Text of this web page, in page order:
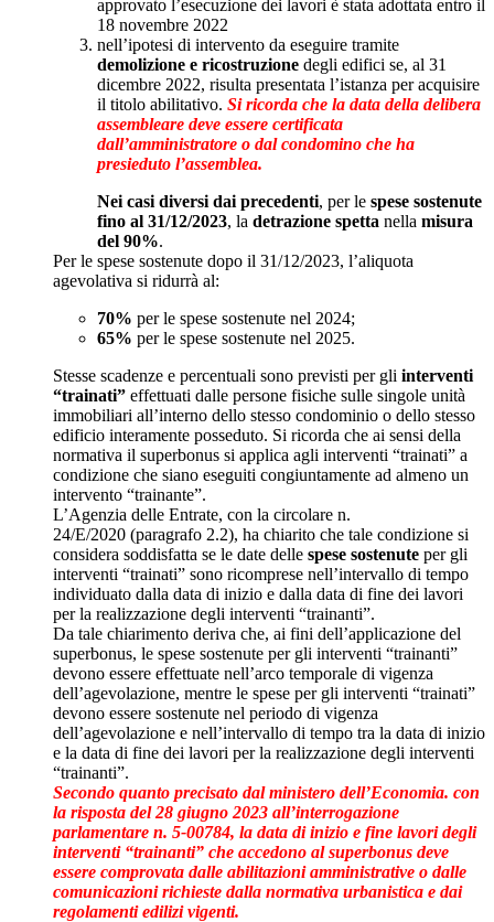
approvato l’esecuzione dei lavori è stata adottata entro il
18 novembre 2022
nell’ipotesi di intervento da eseguire tramite
demolizione e ricostruzione degli edifici se, al 31
dicembre 2022, risulta presentata l’istanza per acquisire
il titolo abilitativo. Si ricorda che la data della delibera
assembleare deve essere certificata
dall’amministratore o dal condomino che ha
presieduto l’assemblea.
Nei casi diversi dai precedenti, per le spese sostenute
fino al 31/12/2023, la detrazione spetta nella misura
del 90%.
Per le spese sostenute dopo il 31/12/2023, l’aliquota
agevolativa si ridurrà al:
70% per le spese sostenute nel 2024;
65% per le spese sostenute nel 2025.
Stesse scadenze e percentuali sono previsti per gli interventi
“trainati” effettuati dalle persone fisiche sulle singole unità
immobiliari all’interno dello stesso condominio o dello stesso
edificio interamente posseduto. Si ricorda che ai sensi della
normativa il superbonus si applica agli interventi “trainati” a
condizione che siano eseguiti congiuntamente ad almeno un
intervento “trainante”.
L’Agenzia delle Entrate, con la circolare n.
24/E/2020 (paragrafo 2.2), ha chiarito che tale condizione si
considera soddisfatta se le date delle spese sostenute per gli
interventi “trainati” sono ricomprese nell’intervallo di tempo
individuato dalla data di inizio e dalla data di fine dei lavori
per la realizzazione degli interventi “trainanti”.
Da tale chiarimento deriva che, ai fini dell’applicazione del
superbonus, le spese sostenute per gli interventi “trainanti”
devono essere effettuate nell’arco temporale di vigenza
dell’agevolazione, mentre le spese per gli interventi “trainati”
devono essere sostenute nel periodo di vigenza
dell’agevolazione e nell’intervallo di tempo tra la data di inizio
e la data di fine dei lavori per la realizzazione degli interventi
“trainanti”.
Secondo quanto precisato dal ministero dell’Economia. con
la risposta del 28 giugno 2023 all’interrogazione
parlamentare n. 5-00784, la data di inizio e fine lavori degli
interventi “trainanti” che accedono al superbonus deve
essere comprovata dalle abilitazioni amministrative o dalle
comunicazioni richieste dalla normativa urbanistica e dai
regolamenti edilizi vigenti.